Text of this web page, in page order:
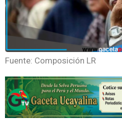
Fuente: Composición LR